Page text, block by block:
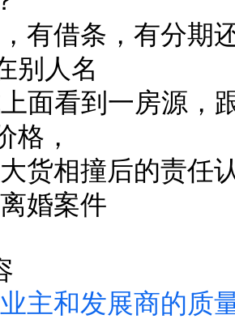
有借条，有分期
别人名
面看到一房源，
格，
货相撞后的责任
婚案件
主和发展商的质